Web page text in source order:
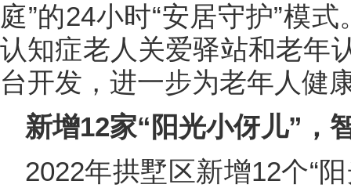
庭”的24小时“安居守护”模
认知症老人关爱驿站和老年
台开发，进一步为老年人健
新增12家“阳光小伢儿”，
2022年拱墅区新增12个“